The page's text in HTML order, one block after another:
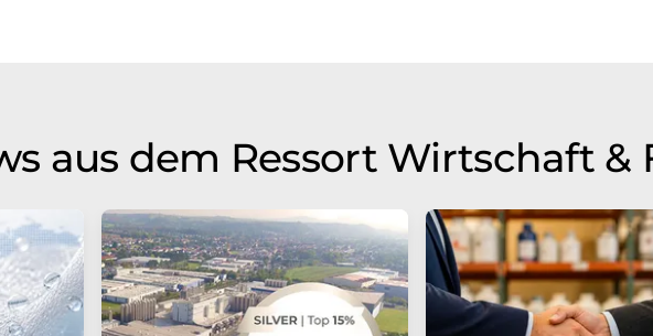
aus dem Ressort Wirtschaft &